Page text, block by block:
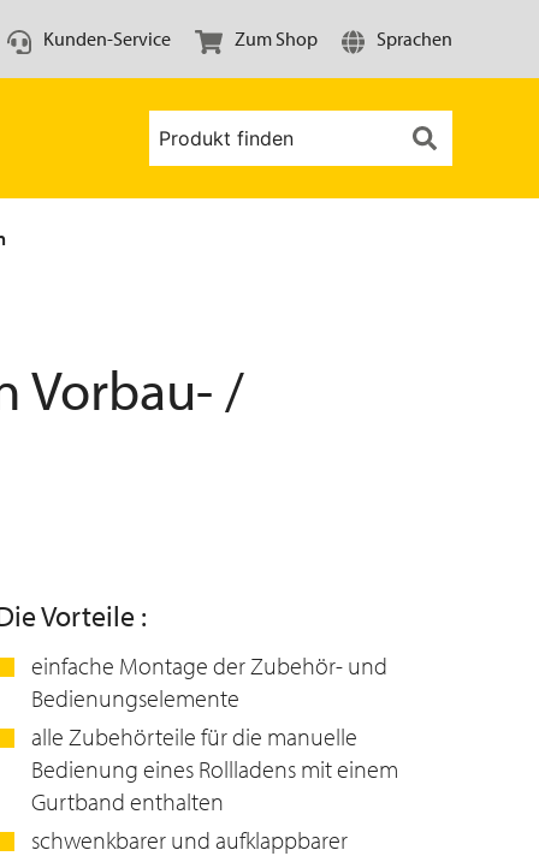
Kunden-Service Zum Shop Sprachen
Vorbau- /
Vorteile :
einfache Montage der Zubehör- und
Bedienungselemente
alle Zubehörteile für die manuelle
Bedienung eines Rollladens mit einem
Gurtband enthalten
schwenkbarer und aufklappbarer